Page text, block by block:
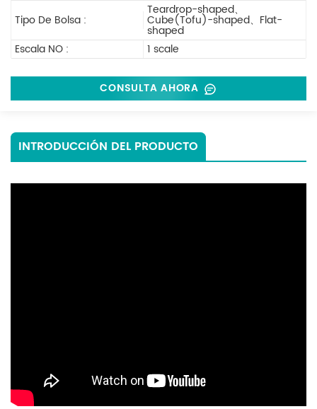
Tipo De Bolsa :
Teardrop-shaped、
Cube(Tofu)-shaped、Flat-
shaped
Escala NO :
1 scale
CONSULTA AHORA
INTRODUCCIÓN DEL PRODUCTO